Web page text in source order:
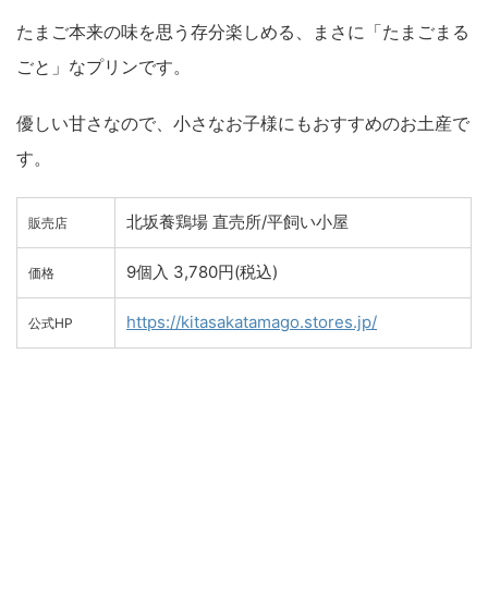
たまご本来の味を思う存分楽しめる、まさに「たまごまる
ごと」なプリンです。
優しい甘さなので、小さなお子様にもおすすめのお土産で
す。
販売店 北坂養鶏場 直売所/平飼い小屋
価格 9個入 3,780円(税込)
公式HP https://kitasakatamago.stores.jp/